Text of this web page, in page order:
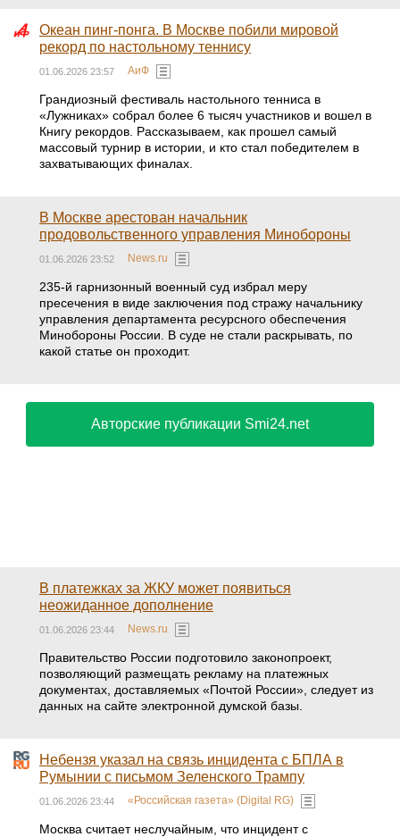
Океан пинг-понга. В Москве побили мировой
рекорд по настольному теннису
01.06.2026 23:57 АиФ
Грандиозный фестиваль настольного тенниса в
«Лужниках» собрал более 6 тысяч участников и вошел в
Книгу рекордов. Рассказываем, как прошел самый
массовый турнир в истории, и кто стал победителем в
захватывающих финалах.
В Москве арестован начальник
продовольственного управления Минобороны
01.06.2026 23:52 News.ru
235-й гарнизонный военный суд избрал меру
пресечения в виде заключения под стражу начальнику
управления департамента ресурсного обеспечения
Минобороны России. В суде не стали раскрывать, по
какой статье он проходит.
Авторские публикации Smi24.net
В платежках за ЖКУ может появиться
неожиданное дополнение
01.06.2026 23:44 News.ru
Правительство России подготовило законопроект,
позволяющий размещать рекламу на платежных
документах, доставляемых «Почтой России», следует из
данных на сайте электронной думской базы.
Небензя указал на связь инцидента с БПЛА в
Румынии с письмом Зеленского Трампу
01.06.2026 23:44 «Российская газета» (Digital RG)
Москва считает неслучайным, что инцидент с